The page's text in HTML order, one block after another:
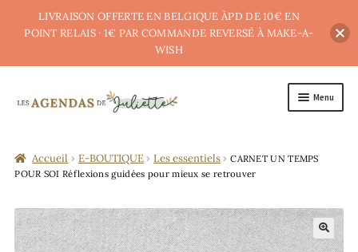
Menu
E-BOUTIQUE
POINTS DE (RE)VENTE
BLOG
Accueil E-BOUTIQUE Les essentiels
CARNET UN TEMPS
POUR SOI Réflexions guidées pour mieux se retrouver
LIVRAISON OFFERTE EN BELGIQUE ÀPD DE 10€ EN
POINT RELAIS · 1€ PAR COMMANDE REVERSÉ À MAKE-A-
WISH